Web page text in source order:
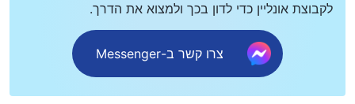
לקבוצת אונליין כדי לדון בכך ולמצוא את הדרך.
צרו קשר ב-Messenger